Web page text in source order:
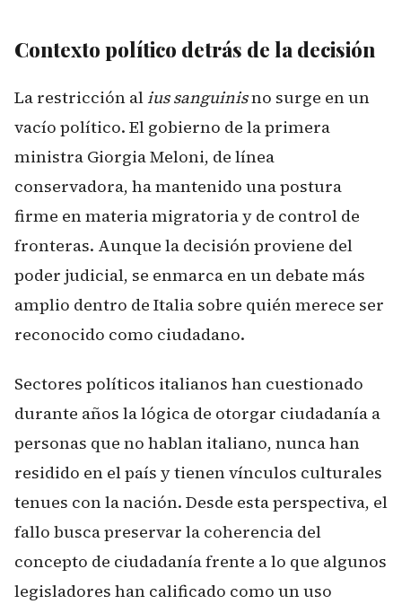
Contexto político detrás de la decisión
La restricción alius sanguinisno surge en un
vacío político. El gobierno de la primera
ministra Giorgia Meloni, de línea
conservadora, ha mantenido una postura
firme en materia migratoria y de control de
fronteras. Aunque la decisión proviene del
poder judicial, se enmarca en un debate más
amplio dentro de Italia sobre quién merece ser
reconocido como ciudadano.
Sectores políticos italianos han cuestionado
durante años la lógica de otorgar ciudadanía a
personas que no hablan italiano, nunca han
residido en el país y tienen vínculos culturales
tenues con la nación. Desde esta perspectiva, el
fallo busca preservar la coherencia del
concepto de ciudadanía frente a lo que algunos
legisladores han calificado como un uso